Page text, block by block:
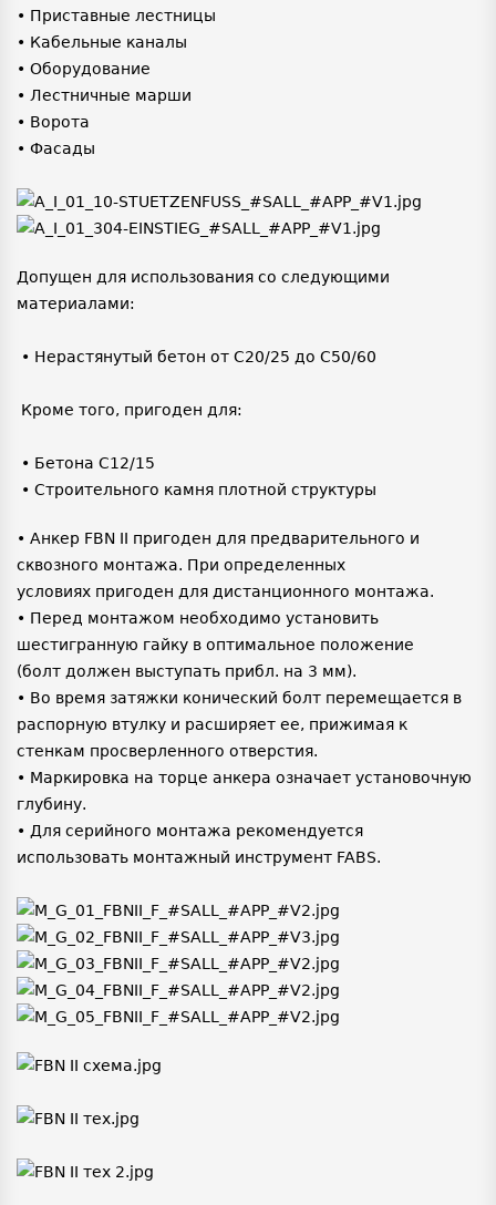
• Приставные лестницы
• Кабельные каналы
• Оборудование
• Лестничные марши
• Ворота
• Фасады
Допущен для использования со следующими
материалами:
• Нерастянутый бетон от C20/25 до C50/60
Кроме того, пригоден для:
• Бетона C12/15
• Строительного камня плотной структуры
• Анкер FBN II пригоден для предварительного и
сквозного монтажа. При определенных
условиях пригоден для дистанционного монтажа.
• Перед монтажом необходимо установить
шестигранную гайку в оптимальное положение
(болт должен выступать прибл. на 3 мм).
• Во время затяжки конический болт перемещается в
распорную втулку и расширяет ее, прижимая к
стенкам просверленного отверстия.
• Маркировка на торце анкера означает установочную
глубину.
• Для серийного монтажа рекомендуется
использовать монтажный инструмент FABS.